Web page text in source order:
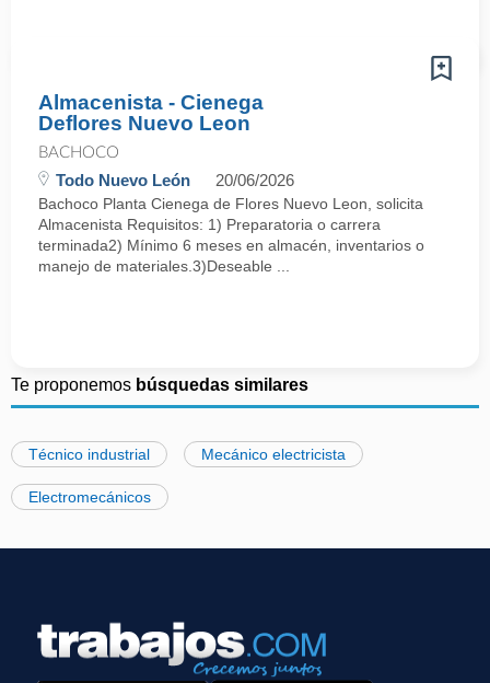
Almacenista - Cienega
Deflores Nuevo Leon
BACHOCO
Todo Nuevo León 20/06/2026
Bachoco Planta Cienega de Flores Nuevo Leon, solicita
Almacenista Requisitos: 1) Preparatoria o carrera
terminada2) Mínimo 6 meses en almacén, inventarios o
manejo de materiales.3)Deseable ...
Te proponemos búsquedas similares
Técnico industrial Mecánico electricista
Electromecánicos